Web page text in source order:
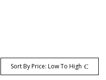
Sort By Price: Low To High